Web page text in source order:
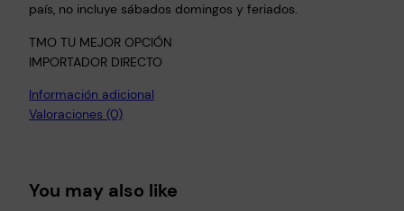
país, no incluye sábados domingos y feriados.
TMO TU MEJOR OPCIÓN
IMPORTADOR DIRECTO
Información adicional
Valoraciones (0)
You may also like